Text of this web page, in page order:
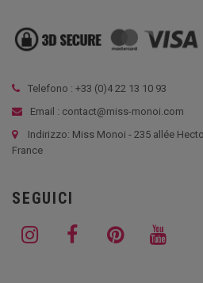
Telefono : +33 (0)4 22 13 10 93
Email : contact@miss-monoi.com
Indirizzo: Miss Monoi - 235 allée
France
SEGUICI